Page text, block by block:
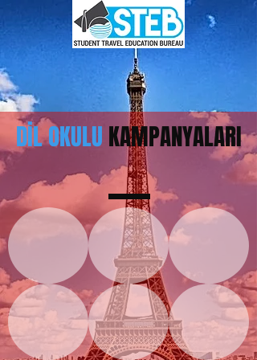
DİL OKULU KAMPANYALARI